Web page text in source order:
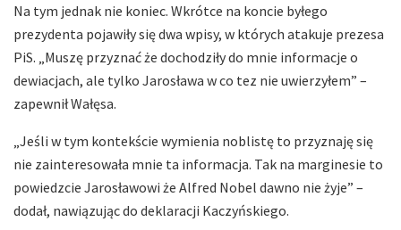
Na tym jednak nie koniec. Wkrótce na koncie byłego
prezydenta pojawiły się dwa wpisy, w których atakuje prezesa
PiS. „Muszę przyznać że dochodziły do mnie informacje o
dewiacjach, ale tylko Jarosława w co tez nie uwierzyłem” –
zapewnił Wałęsa.
„Jeśli w tym kontekście wymienia noblistę to przyznaję się
nie zainteresowała mnie ta informacja. Tak na marginesie to
powiedzcie Jarosławowi że Alfred Nobel dawno nie żyje” –
dodał, nawiązując do deklaracji Kaczyńskiego.